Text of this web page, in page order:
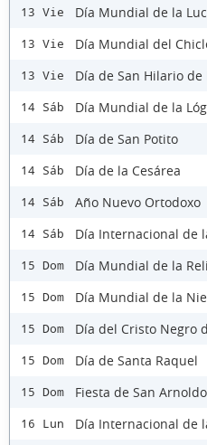
13 Vie Día Mundial de la
13 Vie Día Mundial del
13 Vie Día de San Hilario de
14 Sáb Día Mundial de la
14 Sáb Día de San Potito
14 Sáb Día de la Cesárea
14 Sáb Año Nuevo Ortodoxo
14 Sáb Día Internacional de
15 Dom Día Mundial de la
15 Dom Día Mundial de la
15 Dom Día del Cristo Negro
15 Dom Día de Santa Raquel
15 Dom Fiesta de San
16 Lun Día Internacional de